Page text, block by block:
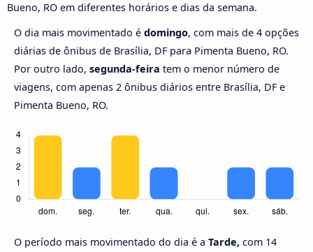
Bueno, RO em diferentes horários e dias da semana.
O dia mais movimentado é domingo, com mais de 4 opções
diárias de ônibus de Brasília, DF para Pimenta Bueno, RO.
Por outro lado, segunda-feira tem o menor número de
viagens, com apenas 2 ônibus diários entre Brasília, DF e
Pimenta Bueno, RO.
O período mais movimentado do dia é a Tarde, com 14